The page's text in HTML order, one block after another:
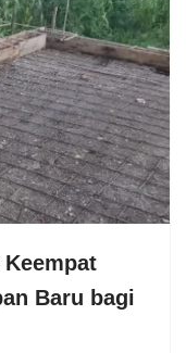
Baru bagi